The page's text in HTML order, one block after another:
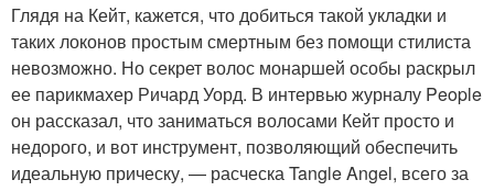
Глядя на Кейт, кажется, что добиться такой укладки и
таких локонов простым смертным без помощи стилиста
невозможно. Но секрет волос монаршей особы раскрыл
ее парикмахер Ричард Уорд. В интервью журналу People
он рассказал, что заниматься волосами Кейт просто и
недорого, и вот инструмент, позволяющий обеспечить
идеальную прическу, — расческа Tangle Angel, всего за